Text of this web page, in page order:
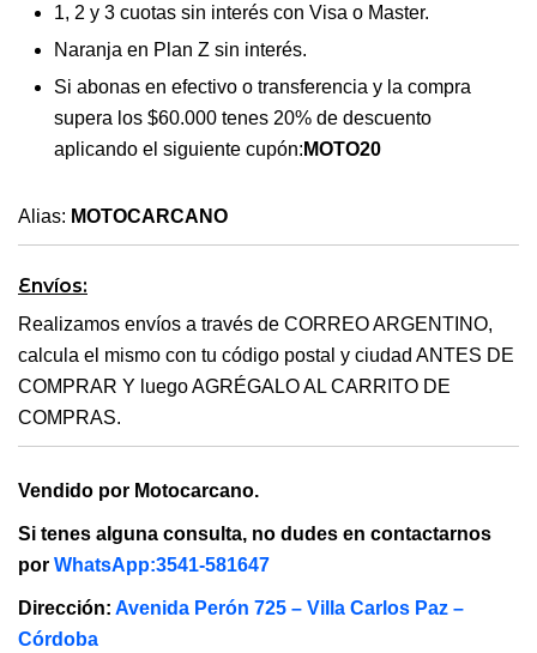
1, 2 y 3 cuotas sin interés con Visa o Master.
Naranja en Plan Z sin interés.
Si abonas en efectivo o transferencia y la compra
supera los $60.000 tenes 20% de descuento
aplicando el siguiente cupón: MOTO20
Alias: MOTOCARCANO
Envíos:
Realizamos envíos a través de CORREO ARGENTINO,
calcula el mismo con tu código postal y ciudad ANTES DE
COMPRAR Y luego AGRÉGALO AL CARRITO DE
COMPRAS.
Vendido por Motocarcano.
Si tenes alguna consulta, no dudes en contactarnos
por WhatsApp:3541-581647
Dirección: Avenida Perón 725 – Villa Carlos Paz –
Córdoba